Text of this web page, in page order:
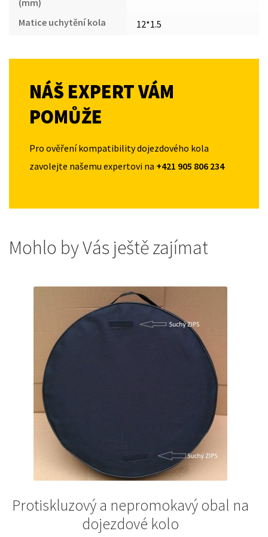
Matice uchytění kola
12*1.5
NÁŠ EXPERT VÁM
POMŮŽE
Pro ověření kompatibility dojezdového kola
zavolejte našemu expertovi na +421 905 806 234
Mohlo by Vás ještě zajímat
Protiskluzový a nepromokavý obal na
dojezdové kolo